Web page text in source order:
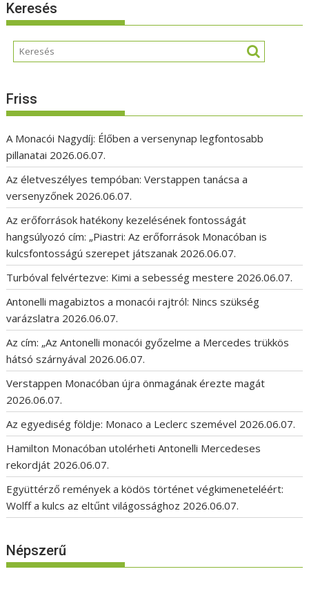
Keresés
Friss
A Monacói Nagydíj: Élőben a versenynap legfontosabb
pillanatai 2026.06.07.
Az életveszélyes tempóban: Verstappen tanácsa a
versenyzőnek 2026.06.07.
Az erőforrások hatékony kezelésének fontosságát
hangsúlyozó cím: „Piastri: Az erőforrások Monacóban is
kulcsfontosságú szerepet játszanak 2026.06.07.
Turbóval felvértezve: Kimi a sebesség mestere 2026.06.07.
Antonelli magabiztos a monacói rajtról: Nincs szükség
varázslatra 2026.06.07.
Az cím: „Az Antonelli monacói győzelme a Mercedes trükkös
hátsó szárnyával 2026.06.07.
Verstappen Monacóban újra önmagának érezte magát
2026.06.07.
Az egyediség földje: Monaco a Leclerc szemével 2026.06.07.
Hamilton Monacóban utolérheti Antonelli Mercedeses
rekordját 2026.06.07.
Együttérző remények a ködös történet végkimeneteléért:
Wolff a kulcs az eltűnt világossághoz 2026.06.07.
Népszerű